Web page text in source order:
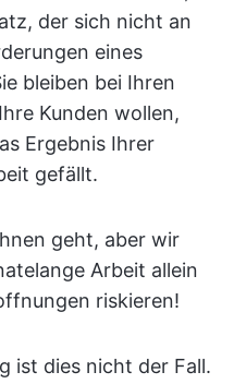
der sich nicht an
eines
bleiben bei Ihren
Kunden wollen,
Ergebnis Ihrer
gefällt.
geht, aber wir
Arbeit allein
riskieren!
ist dies nicht der Fall.